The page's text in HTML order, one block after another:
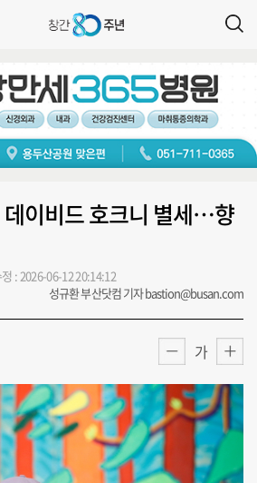
이비드 호크니 별세…향
정 : 2026-06-12 20:14:12
성규환 부산닷컴 기자 bastion@busan.com
가